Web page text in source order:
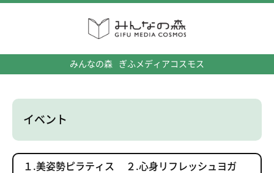
みんなの森 ぎふメディアコスモス
イベント
１.美姿勢ピラティス ２.心身リフレッシュヨガ